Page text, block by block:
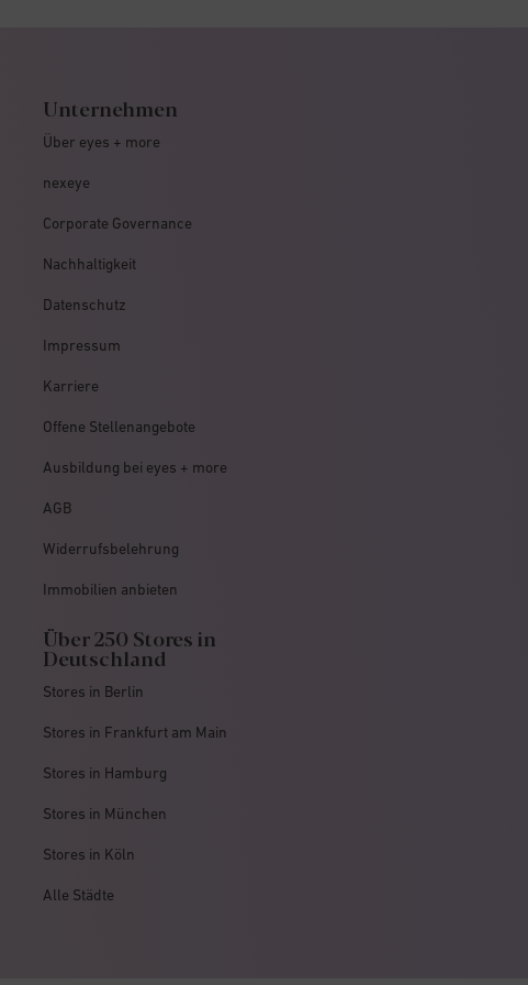
Unternehmen
Über eyes + more
nexeye
Corporate Governance
Nachhaltigkeit
Datenschutz
Impressum
Karriere
Offene Stellenangebote
Ausbildung bei eyes + more
AGB
Widerrufsbelehrung
Immobilien anbieten
Über 250 Stores in
Deutschland
Stores in Berlin
Stores in Frankfurt am Main
Stores in Hamburg
Stores in München
Stores in Köln
Alle Städte